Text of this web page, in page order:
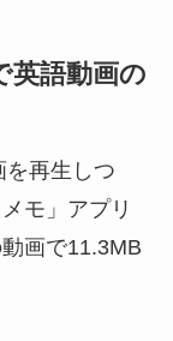
英語動画の
を再生しつ
モ」アプリ
画で11.3MB